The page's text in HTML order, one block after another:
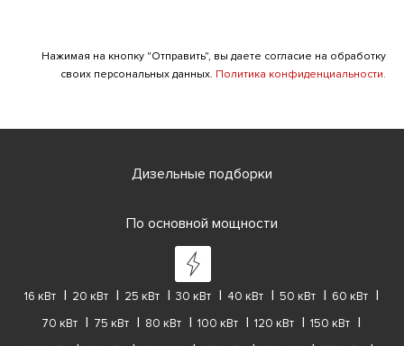
Нажимая на кнопку "Отправить", вы даете согласие на обработку
своих персональных данных. Политика конфиденциальности.
Дизельные подборки
По основной мощности
16 кВт 20 кВт 25 кВт 30 кВт 40 кВт 50 кВт
60 кВт
70 кВт
75 кВт 80 кВт 100 кВт 120 кВт
150 кВт